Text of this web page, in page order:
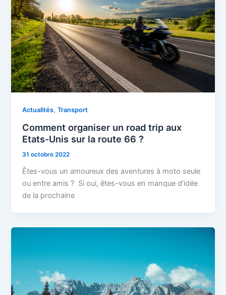
Actualités,Transport
Comment organiser un road trip aux
Etats-Unis sur la route 66 ?
31 octobre 2022
Êtes-vous un amoureux des aventures à moto seule
ou entre amis ? Si oui, êtes-vous en manque d’idée
de la prochaine